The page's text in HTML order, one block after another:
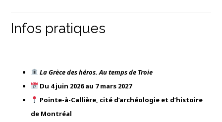
Infos pratiques
La Grèce des héros. Au temps de Troie
Du 4 juin 2026 au 7 mars 2027
Pointe-à-Callière, cité d’archéologie et d’histoire
de Montréal